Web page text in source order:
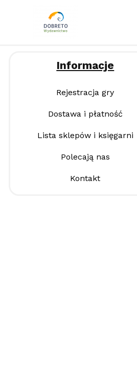
Informacje
Rejestracja gry
Dostawa i płatność
Lista sklepów i księgarni
Polecają nas
Kontakt